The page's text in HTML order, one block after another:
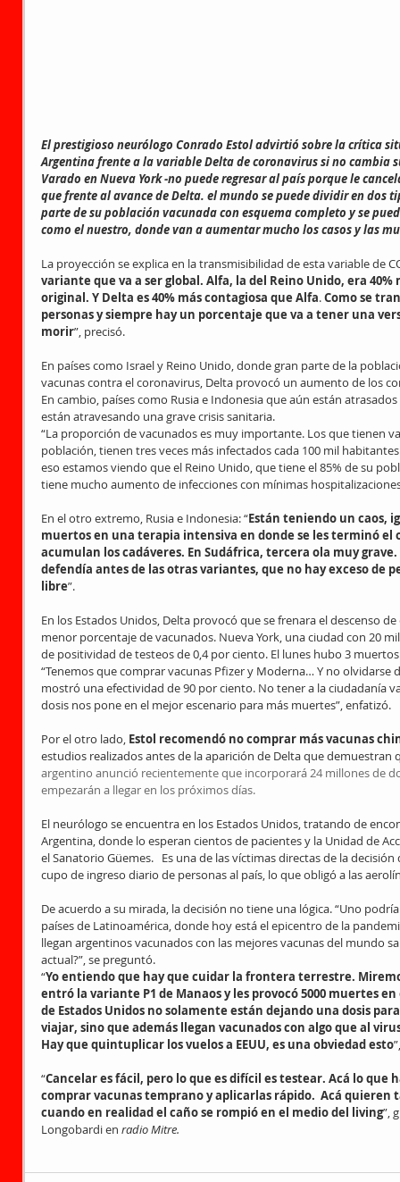
El prestigioso neurólogo Conrado Estol advirtió sobre la crítica
Argentina frente a la variable Delta de coronavirus si no cambia
Varado en Nueva York -no puede regresar al país porque le
que frente al avance de Delta. el mundo se puede dividir en dos
parte de su población vacunada con esquema completo y se
como el nuestro, donde van a aumentar mucho los casos y las
La proyección se explica en la transmisibilidad de esta variable de
variante que va a ser global. Alfa, la del Reino Unido, era
original. Y Delta es 40% más contagiosa que Alfa. Como se
personas y siempre hay un porcentaje que va a tener una
morir”, precisó.
En países como Israel y Reino Unido, donde gran parte de la
vacunas contra el coronavirus, Delta provocó un aumento de los
En cambio, países como Rusia e Indonesia que aún están
están atravesando una grave crisis sanitaria.
“La proporción de vacunados es muy importante. Los que tienen
población, tienen tres veces más infectados cada 100 mil
eso estamos viendo que el Reino Unido, que tiene el 85% de su
tiene mucho aumento de infecciones con mínimas
En el otro extremo, Rusia e Indonesia: “Están teniendo un caos,
muertos en una terapia intensiva en donde se les terminó el
acumulan los cadáveres. En Sudáfrica, tercera ola muy
defendía antes de las otras variantes, que no hay exceso de
libre”.
En los Estados Unidos, Delta provocó que se frenara el descenso
menor porcentaje de vacunados. Nueva York, una ciudad con 20
de positividad de testeos de 0,4 por ciento. El lunes hubo 3
“Tenemos que comprar vacunas Pfizer y Moderna… Y no
mostró una efectividad de 90 por ciento. No tener a la ciudadanía
dosis nos pone en el mejor escenario para más muertes”, enfatizó.
Por el otro lado, Estol recomendó no comprar más vacunas
estudios realizados antes de la aparición de Delta que demuestran
argentino anunció recientemente que incorporará 24 millones de
empezarán a llegar en los próximos días.
El neurólogo se encuentra en los Estados Unidos, tratando de
Argentina, donde lo esperan cientos de pacientes y la Unidad de
el Sanatorio Güemes.   Es una de las víctimas directas de la
cupo de ingreso diario de personas al país, lo que obligó a las
De acuerdo a su mirada, la decisión no tiene una lógica. “Uno
países de Latinoamérica, donde hoy está el epicentro de la
llegan argentinos vacunados con las mejores vacunas del mundo
actual?”, se preguntó.
“Yo entiendo que hay que cuidar la frontera terrestre.
entró la variante P1 de Manaos y les provocó 5000 muertes
de Estados Unidos no solamente están dejando una dosis
viajar, sino que además llegan vacunados con algo que al
Hay que quintuplicar los vuelos a EEUU, es una obviedad esto
“Cancelar es fácil, pero lo que es difícil es testear. Acá lo que
comprar vacunas temprano y aplicarlas rápido.  Acá
cuando en realidad el caño se rompió en el medio del living”,
Longobardi en radio Mitre.